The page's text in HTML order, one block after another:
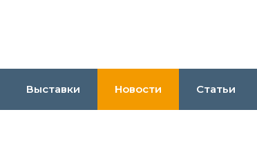
Выставки Новости Статьи